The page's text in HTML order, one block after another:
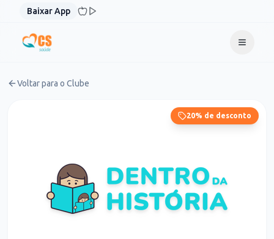
Pular para o conteúdo
Baixar App
Voltar para o Clube
20% de desconto